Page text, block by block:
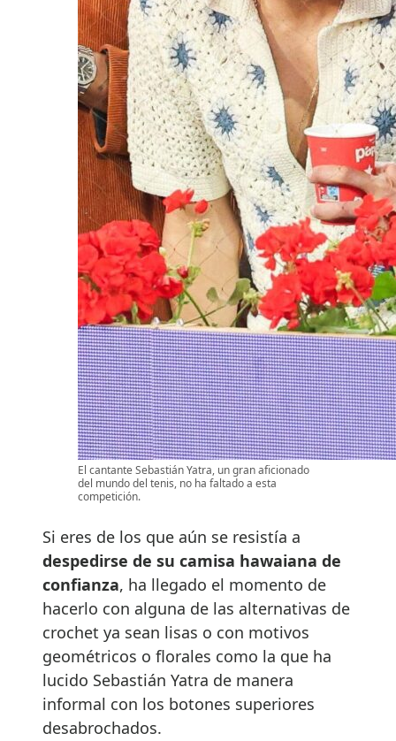
El cantante Sebastián Yatra, un gran aficionado
del mundo del tenis, no ha faltado a esta
competición.
Si eres de los que aún se resistía a
despedirse de su camisa hawaiana de
confianza, ha llegado el momento de
hacerlo con alguna de las alternativas de
crochet ya sean lisas o con motivos
geométricos o florales como la que ha
lucido Sebastián Yatra de manera
informal con los botones superiores
desabrochados.